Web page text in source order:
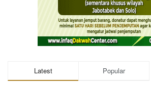
Latest Popular